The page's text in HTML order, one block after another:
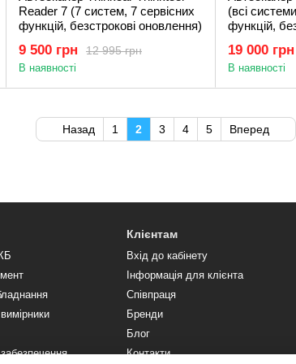
Reader 7 (7 систем, 7 сервісних
функцій, безстрокові оновлення)
12 995 грн
9 500 грн
В наявності
(всі
функцій,
19 000 грн
В наявності
Назад 1 2 3 4 5 Вперед
Клієнтам
Вхід до кабінету
Інформація для клієнта
Співпраця
Бренди
Блог
Контакти